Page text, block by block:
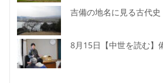
吉備の地名に見る古代史
8月15日【中世を読む】